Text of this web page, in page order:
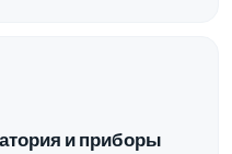
и приборы